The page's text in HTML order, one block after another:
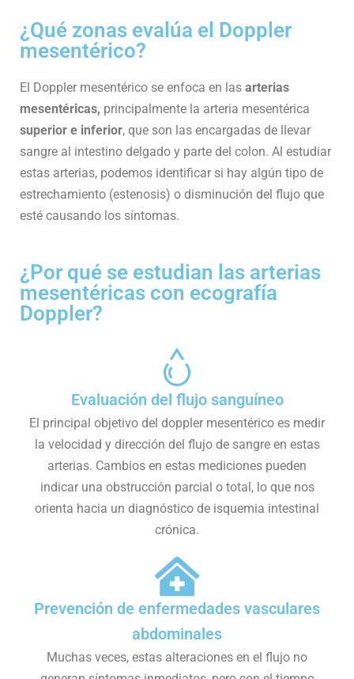
¿Qué zonas evalúa el Doppler
mesentérico?
El Doppler mesentérico se enfoca en las arterias
mesentéricas, principalmente la arteria mesentérica
superior e inferior, que son las encargadas de llevar
sangre al intestino delgado y parte del colon. Al estudiar
estas arterias, podemos identificar si hay algún tipo de
estrechamiento (estenosis) o disminución del flujo que
esté causando los síntomas.
¿Por qué se estudian las arterias
mesentéricas con ecografía
Doppler?
Evaluación del flujo sanguíneo
El principal objetivo del doppler mesentérico es medir
la velocidad y dirección del flujo de sangre en estas
arterias. Cambios en estas mediciones pueden
indicar una obstrucción parcial o total, lo que nos
orienta hacia un diagnóstico de isquemia intestinal
crónica.
Prevención de enfermedades vasculares
abdominales
Muchas veces, estas alteraciones en el flujo no